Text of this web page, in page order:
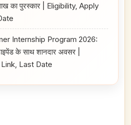
का पुरस्कार | Eligibility, Apply
Internship Program 2026:
के साथ शानदार अवसर |
Last Date